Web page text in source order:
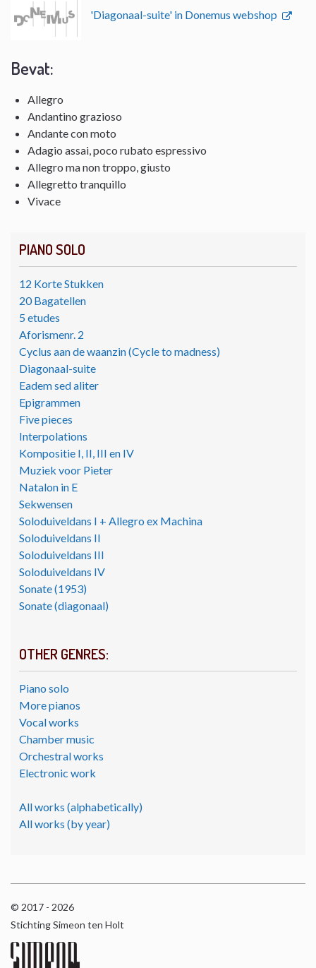
PIANO SOLO
12 Korte Stukken
20 Bagatellen
5 etudes
Aforismenr. 2
Cyclus aan de waanzin (Cycle to madness)
Diagonaal-suite
Eadem sed aliter
Epigrammen
Five pieces
Interpolations
Kompositie I, II, III en IV
Muziek voor Pieter
Natalon in E
Sekwensen
Soloduiveldans I + Allegro ex Machina
Soloduiveldans II
Soloduiveldans III
Soloduiveldans IV
Sonate (1953)
Sonate (diagonaal)
OTHER GENRES:
Piano solo
More pianos
Vocal works
Chamber music
Orchestral works
Electronic work
All works (alphabetically)
All works (by year)
'Diagonaal-suite' in Donemus webshop
Bevat:
Allegro
Andantino grazioso
Andante con moto
Adagio assai, poco rubato espressivo
Allegro ma non troppo, giusto
Allegretto tranquillo
Vivace
© 2017 - 2026
Stichting Simeon ten Holt